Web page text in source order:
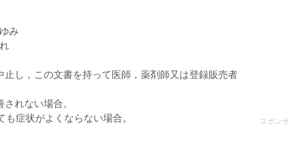
み
止し，この文書を持って医師，薬剤師又は登録販売者
されない場合。
も症状がよくならない場合。
スポン